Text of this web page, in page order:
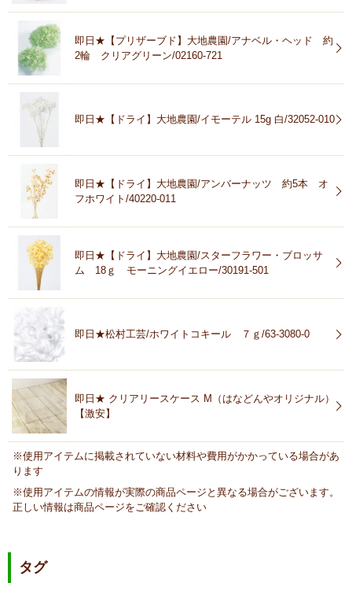
即日★【プリザーブド】大地農園/アナベル・ヘッド 約
2輪 クリアグリーン/02160-721
即日★【ドライ】大地農園/イモーテル 15g 白/32052-010
即日★【ドライ】大地農園/アンバーナッツ 約5本 オ
フホワイト/40220-011
即日★【ドライ】大地農園/スターフラワー・ブロッサ
ム 18ｇ モーニングイエロー/30191-501
即日★松村工芸/ホワイトコキール ７ｇ/63-3080-0
即日★ クリアリースケース M（はなどんやオリジナル）
【激安】
※使用アイテムに掲載されていない材料や費用がかかっている場合があ
ります
※使用アイテムの情報が実際の商品ページと異なる場合がございます。
正しい情報は商品ページをご確認ください
タグ